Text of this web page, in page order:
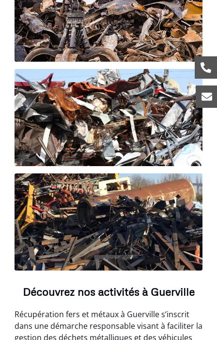
Découvrez nos activités à Guerville
Récupération fers et métaux à Guerville s’inscrit
dans une démarche responsable visant à faciliter la
gestion des déchets métalliques et des véhicules